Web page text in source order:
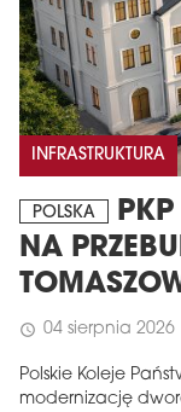
INFRASTRUKTURA
POLSKA
PKP
NA
schedule 04 sierpnia 2026
Polskie Koleje
modernizację